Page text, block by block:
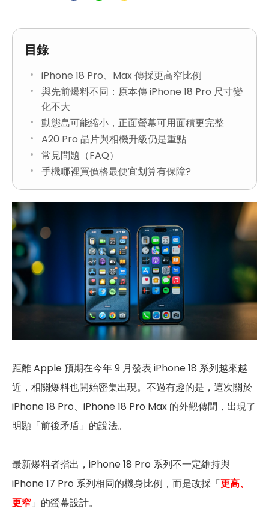
目錄
iPhone 18 Pro、Max 傳採更高窄比例
與先前爆料不同：原本傳 iPhone 18 Pro 尺寸變
化不大
動態島可能縮小，正面螢幕可用面積更完整
A20 Pro 晶片與相機升級仍是重點
常見問題（FAQ）
手機哪裡買價格最便宜划算有保障?
距離 Apple 預期在今年 9 月發表 iPhone 18 系列越來越
近，相關爆料也開始密集出現。不過有趣的是，這次關於
iPhone 18 Pro、iPhone 18 Pro Max 的外觀傳聞，出現了
明顯「前後矛盾」的說法。
最新爆料者指出，iPhone 18 Pro 系列不一定維持與
iPhone 17 Pro 系列相同的機身比例，而是改採「更高、
更窄 」的螢幕設計。